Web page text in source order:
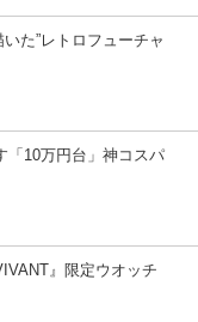
た”レトロフューチャ
「10万円台」神コスパ
』限定ウオッチ